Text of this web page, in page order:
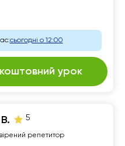
сьогодні о 12:00
урок
5
репетитор